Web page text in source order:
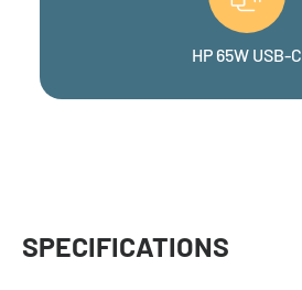
HP 65W USB-C
SPECIFICATIONS